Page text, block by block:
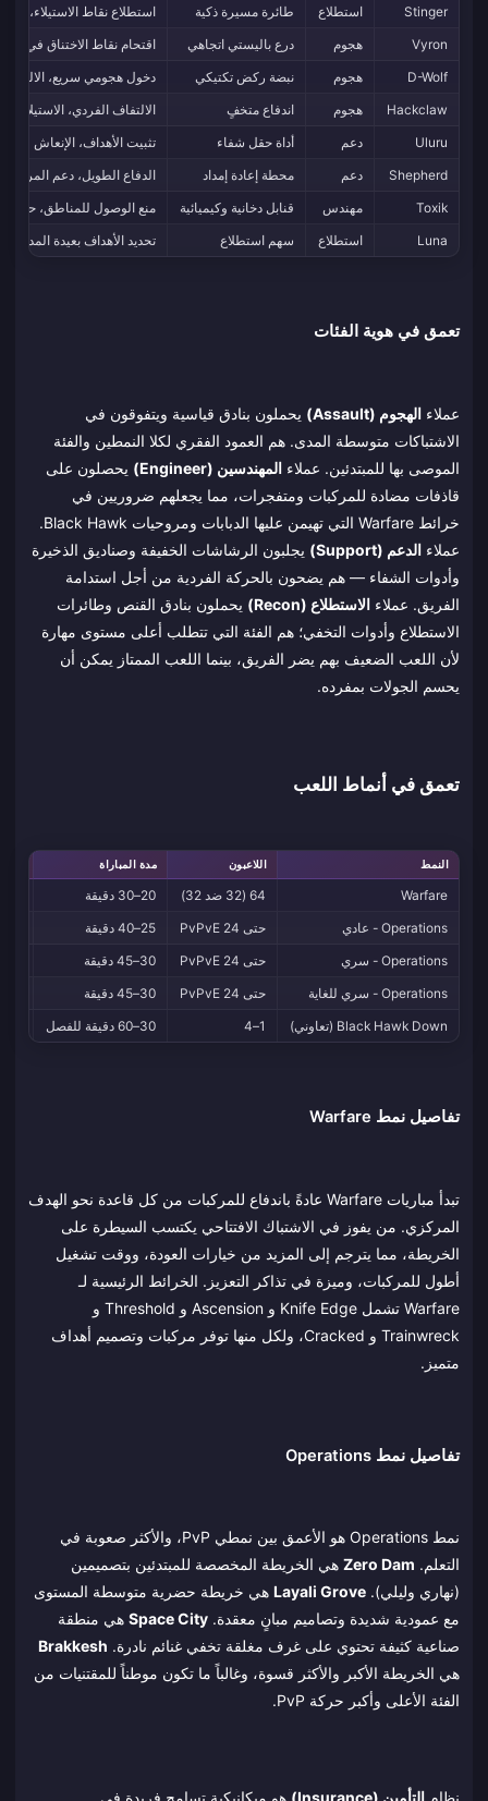
Stinger استطلاع طائرة مسيرة ذكية
استطلاع نقاط الاستيلاء،
Vyron
هجوم درع باليستي اتجاهي
اقتحام نقاط الاختناق في Warfare
D-Wolf
هجوم نبضة ركض تكتيكي
دخول هجومي سريع، الالتفاف
Hackclaw
هجوم اندفاع متخفٍ
الالتفاف الفردي، الاستيلاء
Uluru
دعم أداة حقل شفاء
تثبيت الأهداف، الإنعاش
Shepherd
دعم محطة إعادة إمداد
الدفاع الطويل، دعم
Toxik
مهندس قنابل دخانية وكيميائية
منع الوصول للمناطق، حجب
Luna
استطلاع سهم استطلاع تحديد الأهداف بعيدة المدى،
تعمق في هوية الفئات
عملاء الهجوم (Assault)
يحملون بنادق قياسية ويتفوقون في
الاشتباكات متوسطة المدى. هم العمود الفقري لكلا النمطين والفئة
الموصى بها للمبتدئين. عملاء المهندسين (Engineer)
يحصلون على
قاذفات مضادة للمركبات ومتفجرات، مما يجعلهم ضروريين في
خرائط Warfare التي تهيمن عليها الدبابات ومروحيات Black Hawk.
عملاء الدعم (Support)
يجلبون الرشاشات الخفيفة وصناديق الذخيرة
وأدوات الشفاء — هم يضحون بالحركة الفردية من أجل استدامة
الفريق. عملاء الاستطلاع (Recon)
يحملون بنادق القنص وطائرات
الاستطلاع وأدوات التخفي؛ هم الفئة التي تتطلب أعلى مستوى مهارة
لأن اللعب الضعيف بهم يضر الفريق، بينما اللعب الممتاز يمكن أن
يحسم الجولات بمفرده.
تعمق في أنماط اللعب
النمط اللاعبون مدة المباراة
Warfare 64 (32 ضد 32) 20–30 دقيقة
Operations - عادي
حتى 24 PvPvE 25–40 دقيقة
Operations - سري
حتى 24 PvPvE 30–45 دقيقة
Operations - سري للغاية
حتى 24 PvPvE 30–45 دقيقة
Black Hawk Down (تعاوني)
1–4 30–60 دقيقة للفصل
تفاصيل نمط Warfare
تبدأ مباريات Warfare عادةً باندفاع للمركبات من كل قاعدة نحو الهدف
المركزي. من يفوز في الاشتباك الافتتاحي يكتسب السيطرة على
الخريطة، مما يترجم إلى المزيد من خيارات العودة، ووقت تشغيل
أطول للمركبات، وميزة في تذاكر التعزيز. الخرائط الرئيسية لـ
Warfare تشمل Knife Edge و Ascension و Threshold و
Trainwreck و Cracked، ولكل منها توفر مركبات وتصميم أهداف
متميز.
تفاصيل نمط Operations
نمط Operations هو الأعمق بين نمطي PvP، والأكثر صعوبة في
التعلم. Zero Dam هي الخريطة المخصصة للمبتدئين بتصميمين
(نهاري وليلي). Layali Grove هي خريطة حضرية متوسطة المستوى
مع عمودية شديدة وتصاميم مبانٍ معقدة. Space City هي منطقة
صناعية كثيفة تحتوي على غرف مغلقة تخفي غنائم نادرة. Brakkesh
هي الخريطة الأكبر والأكثر قسوة، وغالباً ما تكون موطناً للمقتنيات من
الفئة الأعلى وأكبر حركة PvP.
نظام التأمين (Insurance) هو ميكانيكية تسامح فريدة في